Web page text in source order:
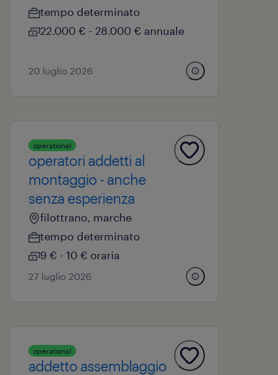
tempo determinato
22.000 € - 28.000 € annuale
20 luglio 2026
operational
operatori addetti al
montaggio - anche
senza esperienza
filottrano, marche
tempo determinato
9 € - 10 € oraria
27 luglio 2026
operational
addetto assemblaggio